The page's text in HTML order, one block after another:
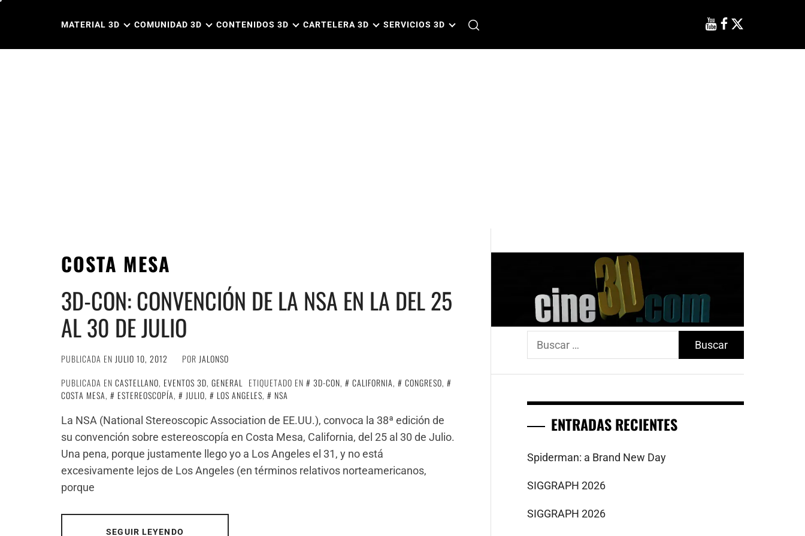
MATERIAL 3D COMUNIDAD 3D CONTENIDOS 3D CARTELERA 3D SERVICIOS 3D
COSTA MESA
3D-CON: CONVENCIÓN DE LA NSA EN LA DEL 25
AL 30 DE JULIO
PUBLICADA EN JULIO 10, 2012 POR JALONSO
PUBLICADA EN CASTELLANO, EVENTOS 3D, GENERAL ETIQUETADO EN 3D-CON, CALIFORNIA, CONGRESO,
COSTA MESA, ESTEREOSCOPÍA, JULIO, LOS ANGELES,
NSA
La NSA (National Stereoscopic Association de EE.UU.), convoca la 38ª edición de
su convención sobre estereoscopía en Costa Mesa, California, del 25 al 30 de Julio.
Una pena, porque justamente llego yo a Los Angeles el 31, y no está
excesivamente lejos de Los Angeles (en términos relativos norteamericanos,
porque
SEGUIR LEYENDO
Buscar:
ENTRADAS RECIENTES
Spiderman: a Brand New Day
SIGGRAPH 2026
SIGGRAPH 2026